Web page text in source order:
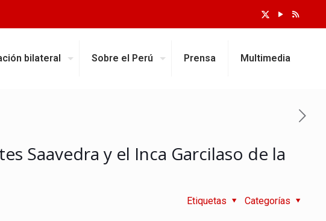
bilateral Sobre el Perú Prensa Multimedia
Saavedra y el Inca Garcilaso de la
Categorías
Etiquetas